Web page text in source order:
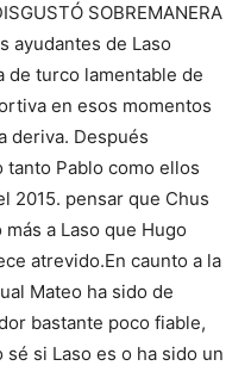
SOBREMANERA
ayudantes de Laso
de turco lamentable de
en esos momentos
deriva. Después
Pablo como ellos
2015. pensar que Chus
a Laso que Hugo
atrevido.En caunto a la
Mateo ha sido de
bastante poco fiable,
sé si Laso es o ha sido un